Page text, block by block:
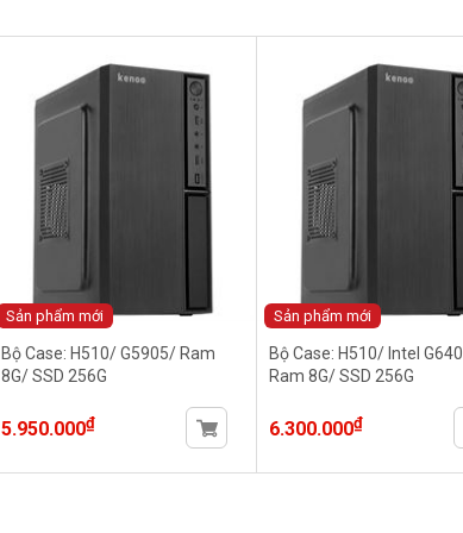
Sản phẩm mới
Bộ Case: H510/ G5905/ Ram
8G/ SSD 256G
5.950.000₫
Sản phẩm mới
Bộ Case: H510/ Intel
Ram 8G/ SSD 256G
6.300.000₫